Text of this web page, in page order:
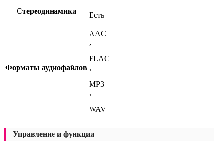
Стереодинамики Есть
Форматы аудиофайлов
AAC
,
FLAC
,
MP3
,
WAV
Управление и функции